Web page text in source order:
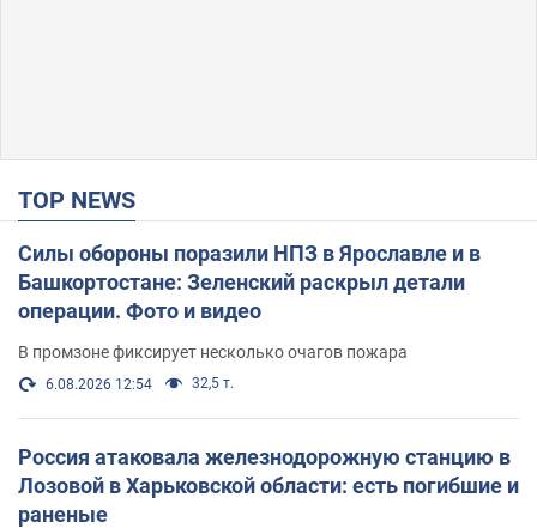
TOP NEWS
Силы обороны поразили НПЗ в Ярославле и в
Башкортостане: Зеленский раскрыл детали
операции. Фото и видео
В промзоне фиксирует несколько очагов пожара
6.08.2026 12:54 32,5 т.
Россия атаковала железнодорожную станцию в
Лозовой в Харьковской области: есть погибшие и
раненые